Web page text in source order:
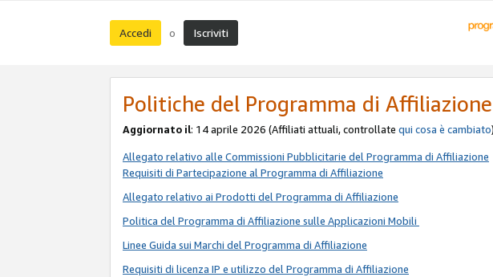
Accedi o Iscriviti
Politiche del Programma di Affiliazione
Aggiornato il: 14 aprile 2026 (Affiliati attuali, controllate qui cosa è cambiato
Allegato relativo alle Commissioni Pubblicitarie del Programma di Affiliazione
Requisiti di Partecipazione al Programma di Affiliazione
Allegato relativo ai Prodotti del Programma di Affiliazione
Politica del Programma di Affiliazione sulle Applicazioni Mobili
Linee Guida sui Marchi del Programma di Affiliazione
Requisiti di licenza IP e utilizzo del Programma di Affiliazione